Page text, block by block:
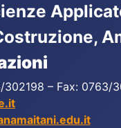
– Fax: 0763/